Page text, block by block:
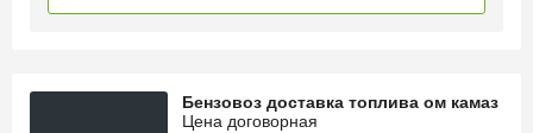
Бензовоз доставка топлива ом камаз
Цена договорная